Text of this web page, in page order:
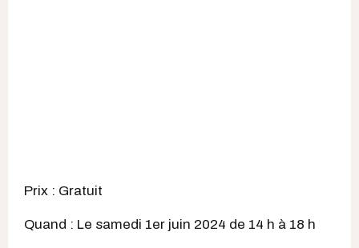
Prix : Gratuit
Quand : Le samedi 1er juin 2024 de 14 h à 18 h